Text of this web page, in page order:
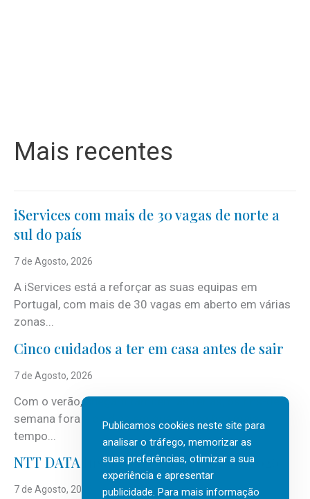
Mais recentes
iServices com mais de 30 vagas de norte a
sul do país
7 de Agosto, 2026
A iServices está a reforçar as suas equipas em
Portugal, com mais de 30 vagas em aberto em várias
zonas...
Cinco cuidados a ter em casa antes de sair
7 de Agosto, 2026
Com o verão, chegam também as férias, os fins-de-
semana fora e os dias em que a casa fica mais
tempo...
NTT DATA Insurtech Global Outlook 2026
7 de Agosto, 2026
Publicamos cookies neste site para
analisar o tráfego, memorizar as
suas preferências, otimizar a sua
experiência e apresentar
publicidade. Para mais informação